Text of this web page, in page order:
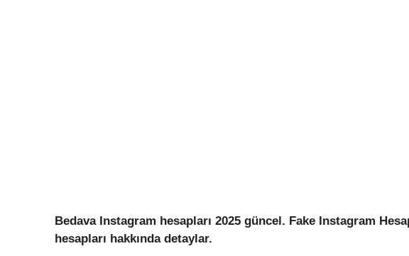
Bedava Instagram hesapları 2025 güncel. Fake Instagram
hesapları hakkında detaylar.